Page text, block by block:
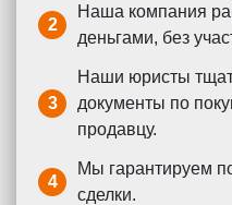
2
Наша компания
деньгами, без
3
Наши юристы
документы по
продавцу.
4
Мы гарантируем
сделки.